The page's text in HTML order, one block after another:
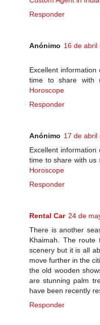
Responder
Anónimo 16 de abril
Excellent
time to share with
Horoscope
Responder
Anónimo 17 de abril
Excellent
time to share with us
Horoscope
Responder
Rental Car 24 de
There is another
Khaimah. The
scenery but it is all
move further in the
the old wooden
are stunning palm
have been recently
Responder